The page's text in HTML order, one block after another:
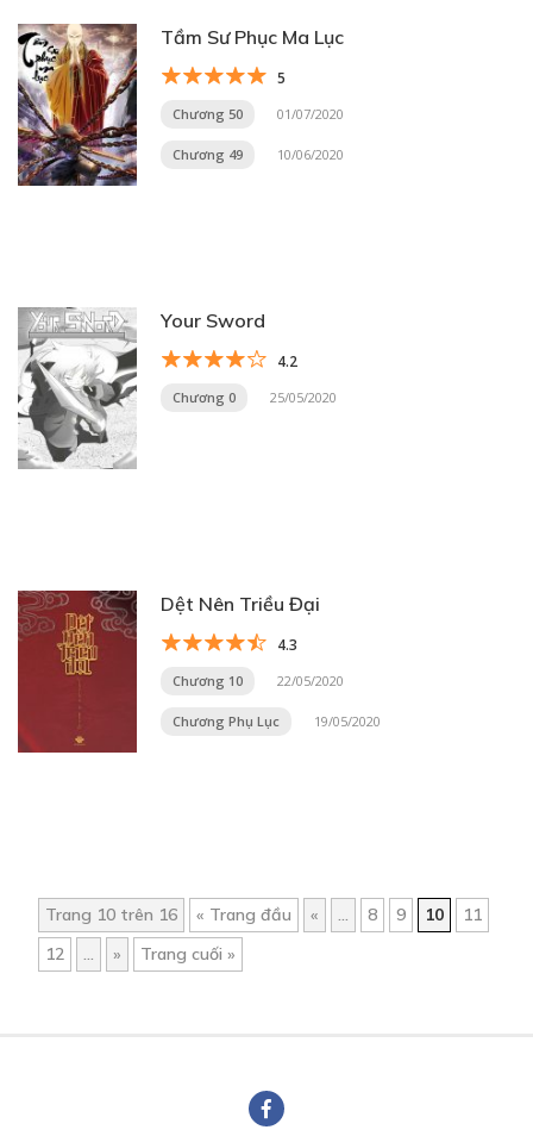
Tầm Sư Phục Ma Lục
5
Chương 50 01/07/2020
Chương 49 10/06/2020
Your Sword
4.2
Chương 0 25/05/2020
Dệt Nên Triều Đại
4.3
Chương 10 22/05/2020
Chương Phụ Lục 19/05/2020
Trang 10 trên 16 « Trang đầu « ... 8 9 10
11
12
... » Trang cuối »